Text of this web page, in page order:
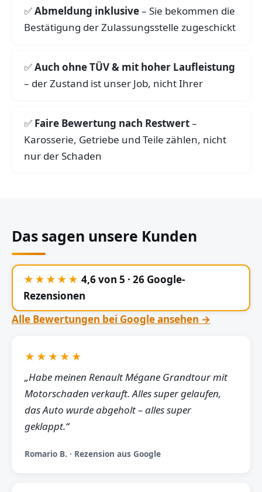
Abmeldung inklusive– Sie bekommen die
Bestätigung der Zulassungsstelle zugeschickt
Auch ohne TÜV & mit hoher Laufleistung
– der Zustand ist unser Job, nicht Ihrer
Faire Bewertung nach Restwert–
Karosserie, Getriebe und Teile zählen, nicht
nur der Schaden
Das sagen unsere Kunden
★★★★★ 4,6 von 5 · 26 Google-
Rezensionen
Alle Bewertungen bei Google ansehen →
★★★★★
„Habe meinen Renault Mégane Grandtour mit
Motorschaden verkauft. Alles super gelaufen,
das Auto wurde abgeholt – alles super
geklappt.“
Romario B. · Rezension aus Google